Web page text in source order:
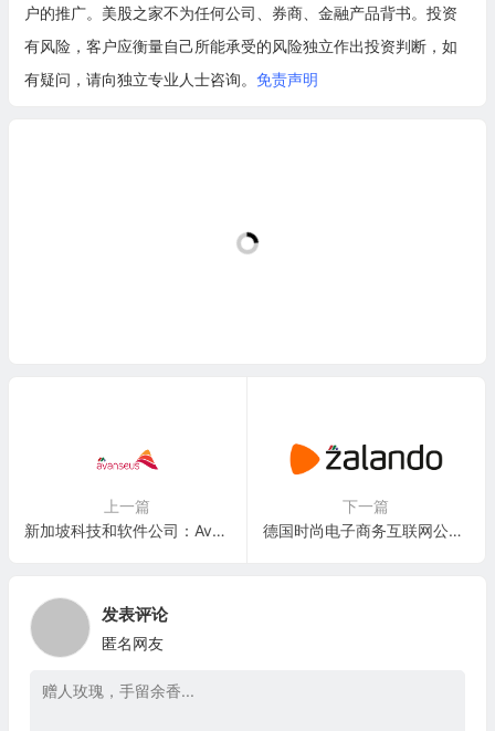
户的推广。美股之家不为任何公司、券商、金融产品背书。投资
有风险，客户应衡量自己所能承受的风险独立作出投资判断，如
有疑问，请向独立专业人士咨询。 免责声明
上一篇
新加坡科技和软件公司：Avanseus Holdings Pte. Ltd.
下一篇
德国时尚电子商务互联网公司：Zalando SE(ZLNDY)
发表评论
匿名网友